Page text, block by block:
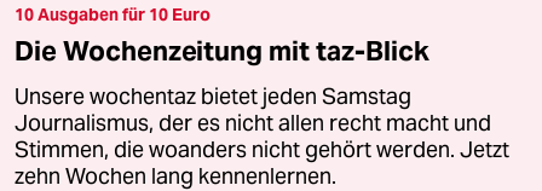
10 Ausgaben für 10 Euro
Die Wochenzeitung mit taz-Blick
Unsere wochentaz bietet jeden Samstag
Journalismus, der es nicht allen recht macht und
Stimmen, die woanders nicht gehört werden. Jetzt
zehn Wochen lang kennenlernen.